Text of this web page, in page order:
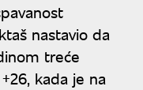
nastavio da
treće
kada je na